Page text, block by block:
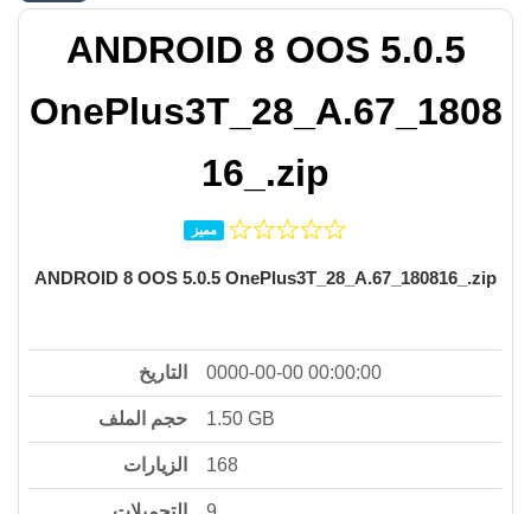
ANDROID 8 OOS 5.0.5
OnePlus3T_28_A.67_1808
16_.zip
مميز
ANDROID 8 OOS 5.0.5 OnePlus3T_28_A.67_180816_.zip
التاريخ 0000-00-00 00:00:00
حجم الملف 1.50 GB
الزيارات 168